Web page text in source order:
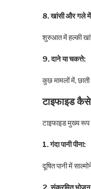
8. खांसी और गले
शुरुआत में हल्की
9. दाने या चकत्ते:
कुछ मामलों में,
टाइफाइड
टाइफाइड मुख्य
1. गंदा पानी पीना:
दूषित पानी में